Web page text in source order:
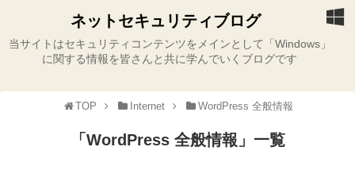
ネットセキュリティブログ
当サイトはセキュリティコンテンツをメインとして「Windows」
に関する情報を皆さんと共に学んでいくブログです
TOP Internet WordPress 全般情報
「 WordPress 全般情報 」 一覧